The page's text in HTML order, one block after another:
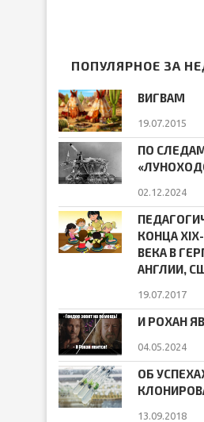
ПОПУЛЯРНОЕ ЗА
ВИГВАМ
19.07.2015
ПО
02.12.2024
КОНЦА
ВЕКА В
АНГЛИИ,
19.07.2017
И РОХАН
04.05.2024
ОБ
13.09.2018